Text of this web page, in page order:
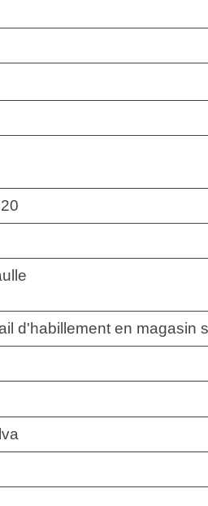
d'habillement en magasin